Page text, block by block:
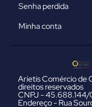
Senha perdida
Minha conta
Arietis Comércio de
direitos reservados
CNPJ - 45.688.144/
Endereço - Rua